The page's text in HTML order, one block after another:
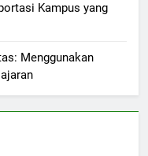
Kampus yang
Menggunakan